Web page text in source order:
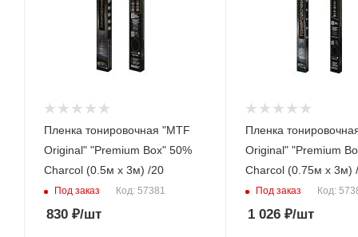
Пленка тонировочная "MTF
Original" "Premium Box" 50%
Сharcol (0.5м х 3м) /20
Под заказ Код: 57381
830 ₽/шт
Пленка
Original" "Premium
Сharcol (0.75м х 3м)
Под заказ Код:
1 026₽/шт